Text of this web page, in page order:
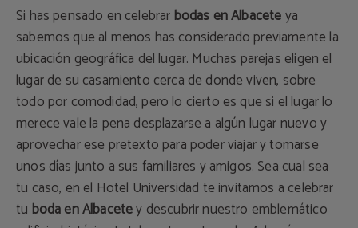
Si has pensado en celebrarbodas en Albaceteya
sabemos que al menos has considerado previamente la
ubicación geográfica del lugar. Muchas parejas eligen el
lugar de su casamiento cerca de donde viven, sobre
todo por comodidad, pero lo cierto es que si el lugar lo
merece vale la pena desplazarse a algún lugar nuevo y
aprovechar ese pretexto para poder viajar y tomarse
unos días junto a sus familiares y amigos. Sea cual sea
tu caso, en el Hotel Universidad te invitamos a celebrar
tu boda en Albacetey descubrir nuestro emblemático